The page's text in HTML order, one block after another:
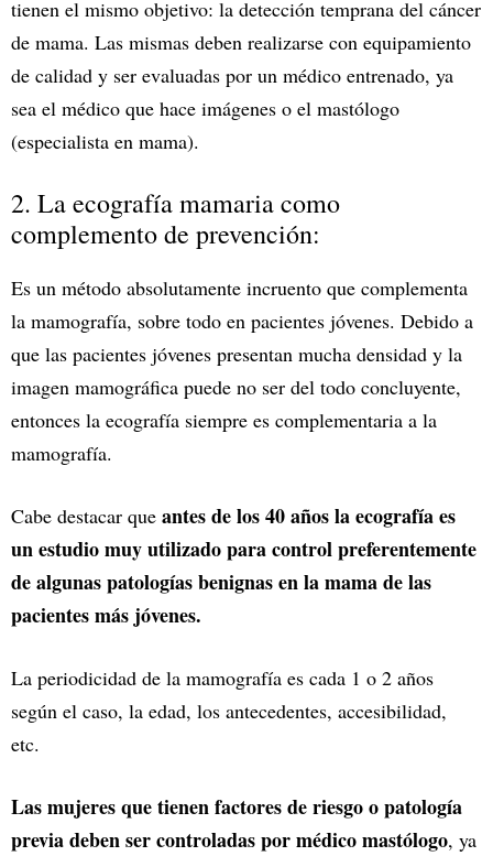
tienen el mismo objetivo: la detección temprana del cáncer
de mama. Las mismas deben realizarse con equipamiento
de calidad y ser evaluadas por un médico entrenado, ya
sea el médico que hace imágenes o el mastólogo
(especialista en mama).
2. La ecografía mamaria como
complemento de prevención:
Es un método absolutamente incruento que complementa
la mamografía, sobre todo en pacientes jóvenes. Debido a
que las pacientes jóvenes presentan mucha densidad y la
imagen mamográfica puede no ser del todo concluyente,
entonces la ecografía siempre es complementaria a la
mamografía.
Cabe destacar que antes de los 40 años la ecografía es
un estudio muy utilizado para control preferentemente
de algunas patologías benignas en la mama de las
pacientes más jóvenes.
La periodicidad de la mamografía es cada 1 o 2 años
según el caso, la edad, los antecedentes, accesibilidad,
etc.
Las mujeres que tienen factores de riesgo o patología
previa deben ser controladas por médico mastólogo, ya